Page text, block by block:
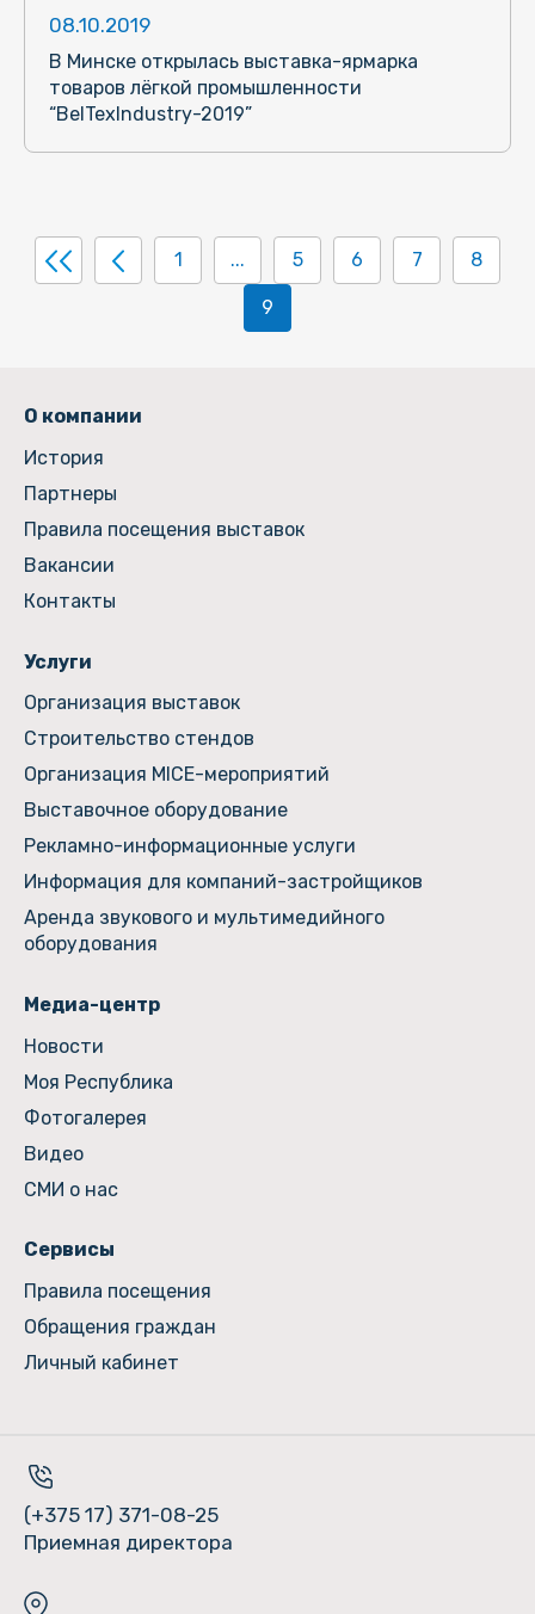
08.10.2019
В Минске открылась выставка-ярмарка
товаров лёгкой промышленности
“BelTexIndustry-2019”
1 ... 5 6 7 8
9
О компании
История
Партнеры
Правила посещения выставок
Вакансии
Контакты
Услуги
Организация выставок
Строительство стендов
Организация MICE-мероприятий
Выставочное оборудование
Рекламно-информационные услуги
Информация для компаний-застройщиков
Аренда звукового и мультимедийного
оборудования
Медиа-центр
Новости
Моя Республика
Фотогалерея
Видео
СМИ о нас
Сервисы
Правила посещения
Обращения граждан
Личный кабинет
(+375 17) 371-08-25
Приемная директора